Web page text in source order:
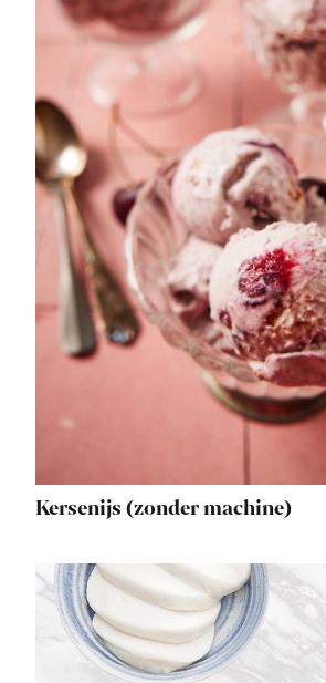
Kersenijs (zonder machine)